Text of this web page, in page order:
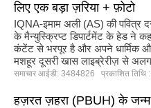
लिए एक बड़ा ज़रिया + फ़ोटो
IQNA-इमाम अली (AS) की पवित्र
के मैन्युस्क्रिप्ट डिपार्टमेंट के हेड ने
कंटेंट से भरपूर है और अपने धार्मिक और
मशहूर दूसरी खास लाइब्रेरीज़ से
समाचार आईडी: 3484826 प्रकाशित तिथि
हज़रत ज़हरा (PBUH) के जन्म